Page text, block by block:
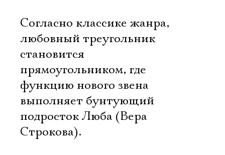
Согласно классике жанра,
любовный треугольник
становится
прямоугольником, где
функцию нового звена
выполняет бунтующий
подросток Люба (Вера
Строкова).